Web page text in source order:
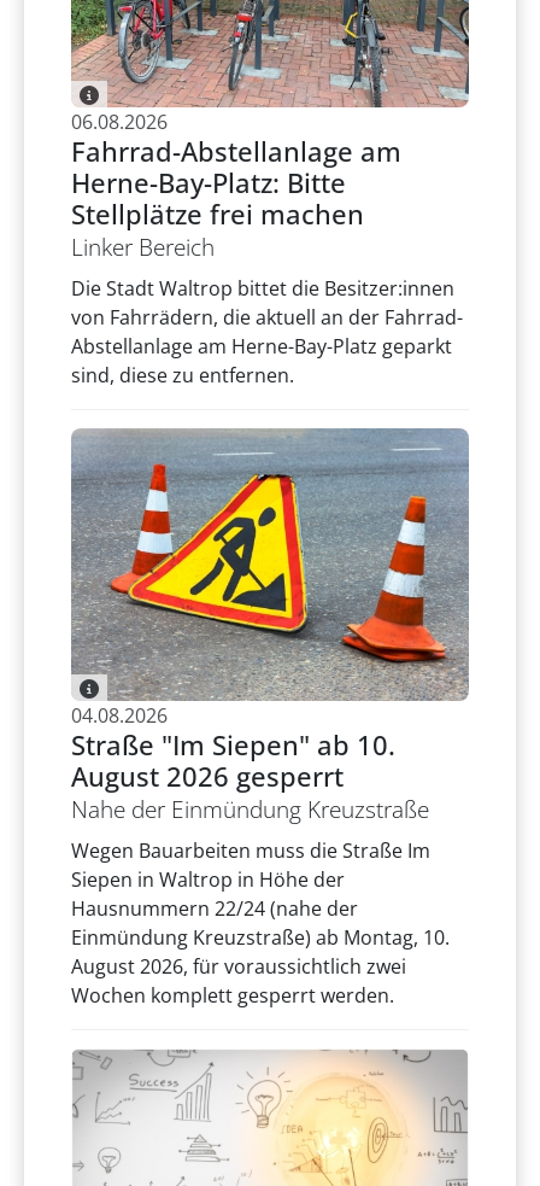
06.08.2026
Fahrrad-Abstellanlage am
Herne-Bay-Platz: Bitte
Stellplätze frei machen
Linker Bereich
Die Stadt Waltrop bittet die Besitzer:innen
von Fahrrädern, die aktuell an der Fahrrad-
Abstellanlage am Herne-Bay-Platz geparkt
sind, diese zu entfernen.
04.08.2026
Straße "Im Siepen" ab 10.
August 2026 gesperrt
Nahe der Einmündung Kreuzstraße
Wegen Bauarbeiten muss die Straße Im
Siepen in Waltrop in Höhe der
Hausnummern 22/24 (nahe der
Einmündung Kreuzstraße) ab Montag, 10.
August 2026, für voraussichtlich zwei
Wochen komplett gesperrt werden.